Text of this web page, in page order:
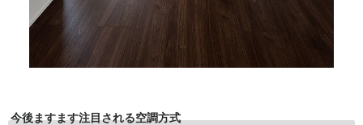
今後ますます注目される空調方式